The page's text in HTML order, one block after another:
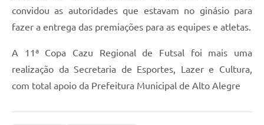
convidou as autoridades que estavam no ginásio para
fazer a entrega das premiações para as equipes e atletas.
A 11ª Copa Cazu Regional de Futsal foi mais uma
realização da Secretaria de Esportes, Lazer e Cultura,
com total apoio da Prefeitura Municipal de Alto Alegre